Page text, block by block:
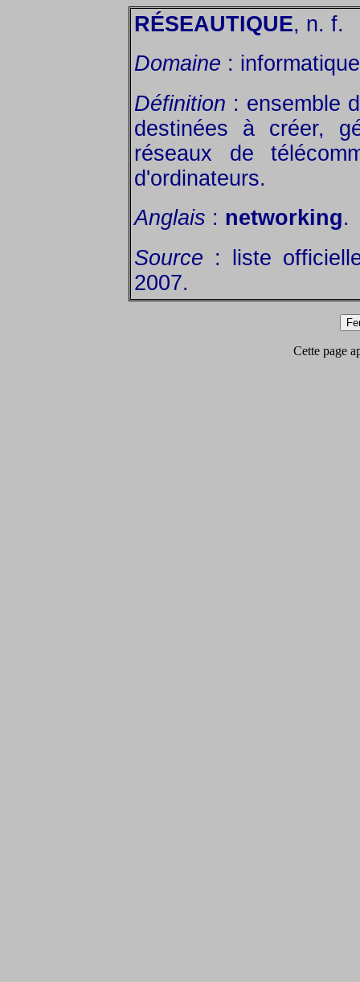
RÉSEAUTIQUE, n. f.
Domaine :
Définition : ensemble
destinées à créer,
réseaux de
d'ordinateurs.
Anglais : networking.
Source : liste
2007.
Cette page